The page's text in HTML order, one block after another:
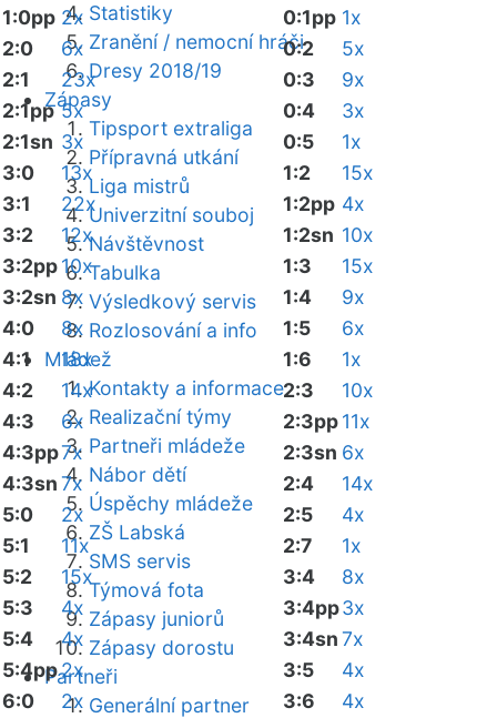
Statistiky
Zranění / nemocní hráči
Dresy 2018/19
Zápasy
Tipsport extraliga
Přípravná utkání
Liga mistrů
Univerzitní souboj
Návštěvnost
Tabulka
Výsledkový servis
Rozlosování a info
Mládež
Kontakty a informace
Realizační týmy
Partneři mládeže
Nábor dětí
Úspěchy mládeže
ZŠ Labská
SMS servis
Týmová fota
Zápasy juniorů
Zápasy dorostu
Partneři
Generální partner
1:0pp 2x
2:0
6x
2:1
23x
2:1pp 5x
2:1sn 3x
3:0
13x
3:1
22x
3:2
12x
3:2pp10x
3:2sn 8x
4:0
8x
4:1
18x
4:2
14x
4:3
6x
4:3pp7x
4:3sn7x
5:0
2x
5:1
11x
5:2
15x
5:3
4x
5:4
4x
5:4pp2x
6:0
2x
0:1pp 1x
0:2
5x
0:3
9x
0:4
3x
0:5
1x
1:2
15x
1:2pp 4x
1:2sn 10x
1:3
15x
1:4
9x
1:5
6x
1:6
1x
2:3
10x
2:3pp11x
2:3sn 6x
2:4
14x
2:5
4x
2:7
1x
3:4
8x
3:4pp3x
3:4sn7x
3:5
4x
3:6
4x